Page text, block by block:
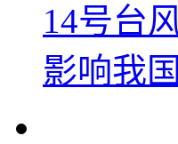
14号台
影响我